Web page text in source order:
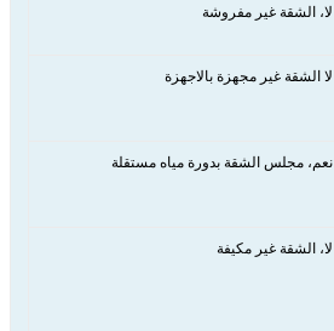
لا، الشقة غير مفروشة
لا الشقة غير مجهزة بالاجهزة
نعم، مجلس الشقة بدورة مياه مستقلة
لا، الشقة غير مكيفة